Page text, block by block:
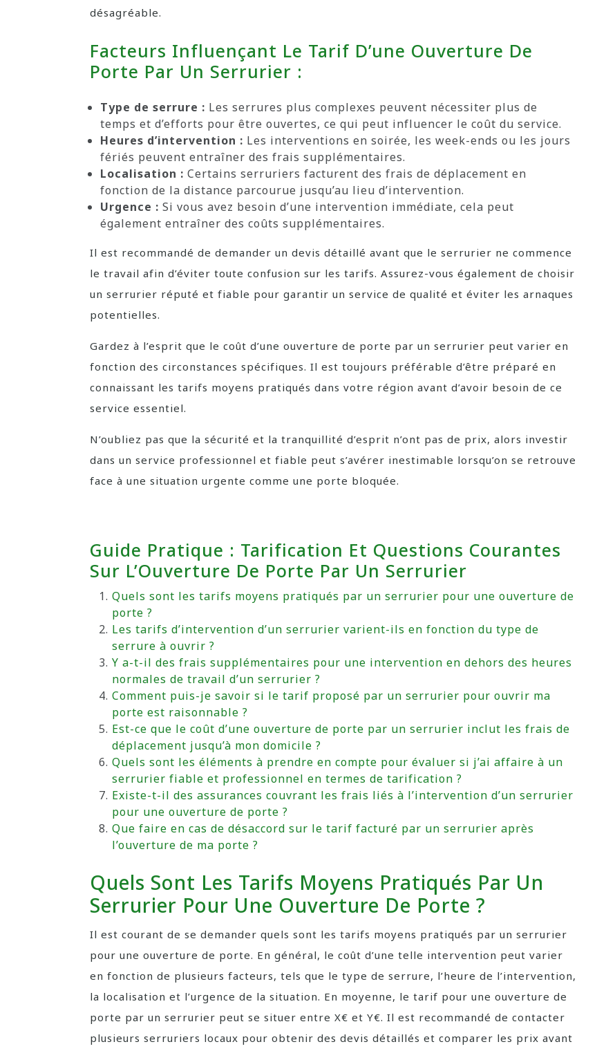
désagréable.
Facteurs Influençant Le Tarif D’une Ouverture De
Porte Par Un Serrurier :
Type de serrure : Les serrures plus complexes peuvent nécessiter plus de
temps et d’efforts pour être ouvertes, ce qui peut influencer le coût du service.
Heures d’intervention : Les interventions en soirée, les week-ends ou les jours
fériés peuvent entraîner des frais supplémentaires.
Localisation : Certains serruriers facturent des frais de déplacement en
fonction de la distance parcourue jusqu’au lieu d’intervention.
Urgence : Si vous avez besoin d’une intervention immédiate, cela peut
également entraîner des coûts supplémentaires.
Il est recommandé de demander un devis détaillé avant que le serrurier ne commence
le travail afin d’éviter toute confusion sur les tarifs. Assurez-vous également de choisir
un serrurier réputé et fiable pour garantir un service de qualité et éviter les arnaques
potentielles.
Gardez à l’esprit que le coût d’une ouverture de porte par un serrurier peut varier en
fonction des circonstances spécifiques. Il est toujours préférable d’être préparé en
connaissant les tarifs moyens pratiqués dans votre région avant d’avoir besoin de ce
service essentiel.
N’oubliez pas que la sécurité et la tranquillité d’esprit n’ont pas de prix, alors investir
dans un service professionnel et fiable peut s’avérer inestimable lorsqu’on se retrouve
face à une situation urgente comme une porte bloquée.
Guide Pratique : Tarification Et Questions Courantes
Sur L’Ouverture De Porte Par Un Serrurier
Quels sont les tarifs moyens pratiqués par un serrurier pour une ouverture de
porte ?
Les tarifs d’intervention d’un serrurier varient-ils en fonction du type de
serrure à ouvrir ?
Y a-t-il des frais supplémentaires pour une intervention en dehors des heures
normales de travail d’un serrurier ?
Comment puis-je savoir si le tarif proposé par un serrurier pour ouvrir ma
porte est raisonnable ?
Est-ce que le coût d’une ouverture de porte par un serrurier inclut les frais de
déplacement jusqu’à mon domicile ?
Quels sont les éléments à prendre en compte pour évaluer si j’ai affaire à un
serrurier fiable et professionnel en termes de tarification ?
Existe-t-il des assurances couvrant les frais liés à l’intervention d’un serrurier
pour une ouverture de porte ?
Que faire en cas de désaccord sur le tarif facturé par un serrurier après
l’ouverture de ma porte ?
Quels Sont Les Tarifs Moyens Pratiqués Par Un
Serrurier Pour Une Ouverture De Porte ?
Il est courant de se demander quels sont les tarifs moyens pratiqués par un serrurier
pour une ouverture de porte. En général, le coût d’une telle intervention peut varier
en fonction de plusieurs facteurs, tels que le type de serrure, l’heure de l’intervention,
la localisation et l’urgence de la situation. En moyenne, le tarif pour une ouverture de
porte par un serrurier peut se situer entre X€ et Y€. Il est recommandé de contacter
plusieurs serruriers locaux pour obtenir des devis détaillés et comparer les prix avant